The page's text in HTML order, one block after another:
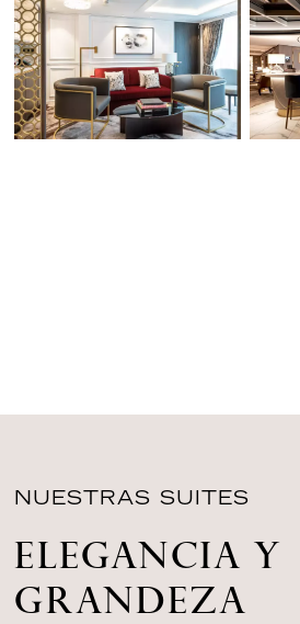
NUESTRAS SUITES
ELEGANCIA Y
GRANDEZA